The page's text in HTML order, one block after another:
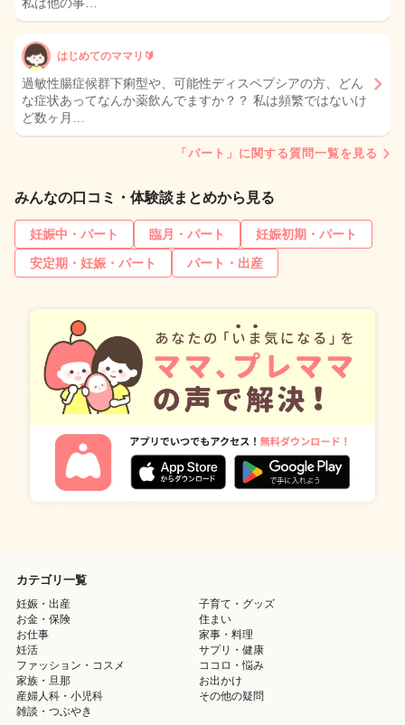
はじめてのママリ🔰
過敏性腸症候群下痢型や、可能性ディスペプシアの方、どん
な症状あってなんか薬飲んでますか？？ 私は頻繁ではないけ
ど数ヶ月…
「パート」に関する質問一覧を見る
みんなの口コミ・体験談まとめから見る
妊娠中・パート 臨月・パート
妊娠初期・パート
安定期・妊娠・パート
パート・出産
カテゴリ一覧
妊娠・出産
子育て・グッズ
お金・保険
住まい
お仕事
家事・料理
妊活
サプリ・健康
ファッション・コスメ
ココロ・悩み
家族・旦那
お出かけ
産婦人科・小児科
その他の疑問
雑談・つぶやき